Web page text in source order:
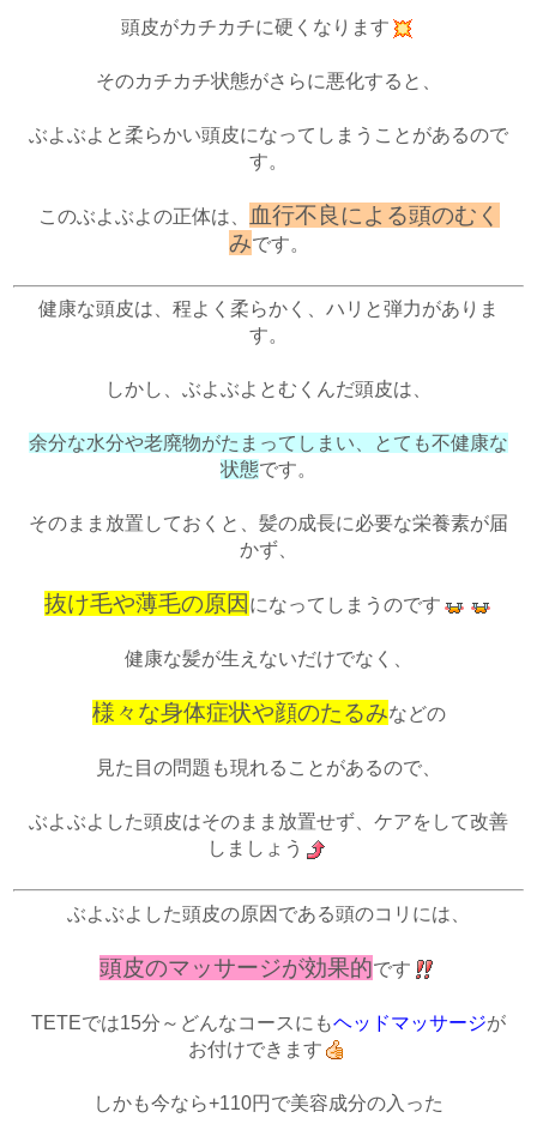
頭皮がカチカチに硬くなります
そのカチカチ状態がさらに悪化すると、
ぶよぶよと柔らかい頭皮になってしまうことがあるので
す。
このぶよぶよの正体は、
血行不良による頭のむく
みです。
健康な頭皮は、程よく柔らかく、ハリと弾力がありま
す。
しかし、ぶよぶよとむくんだ頭皮は、
余分な水分や老廃物がたまってしまい、とても不健康な
状態です。
そのまま放置しておくと、髪の成長に必要な栄養素が届
かず、
抜け毛や薄毛の原因 になってしまうのです
健康な髪が生えないだけでなく、
様々な身体症状や顔のたるみなどの
見た目の問題も現れることがあるので、
ぶよぶよした頭皮はそのまま放置せず、ケアをして改善
しましょう
ぶよぶよした頭皮の原因である頭のコリには、
頭皮のマッサージが効果的です
TETEでは15分～どんなコースにもヘッドマッサージが
お付けできます
しかも今なら+110円で美容成分の入った